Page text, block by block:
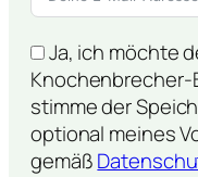
Ja, ich möchte
stimme der
optional meines
gemäß